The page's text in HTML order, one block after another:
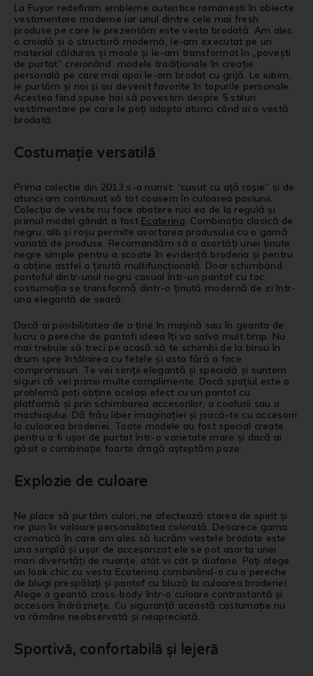
La Fuyor redefinim embleme autentice romanești în obiecte
vestimentare moderne iar unul dintre cele mai fresh
produse pe care le prezentăm este vesta brodată. Am ales
o croială și o structură modernă, le-am executat pe un
material călduros și moale și le-am transformat în „povești
de purtat” creionând modele tradiționale în creație
personală pe care mai apoi le-am brodat cu grijă. Le iubim,
le purtăm și noi și au devenit favorite în topurile personale.
Acestea fiind spuse hai să povestim despre 5 stiluri
vestimentare pe care le poți adopta atunci când ai o vestă
brodată.
Costumație versatilă
Prima colectie din 2013 s-a numit: “cusut cu ață roșie” și de
atunci am continuat să tot coasem în culoarea pasiunii.
Colecția de veste nu face abatere nici ea de la regulă și
primul model gândit a fost Ecaterina . Combinația clasică de
negru, alb și roșu permite asortarea produsului cu o gamă
variată de produse. Recomandăm să o asortăți unei ținute
negre simple pentru a scoate în evidență broderia și pentru
a obține astfel o ținută multifuncțională. Doar schimbănd
pantoful dintr-unul negru casual într-un pantof cu toc,
costumația se transformă dintr-o ținută modernă de zi într-
una elegantă de seară.
Dacă ai posibilitatea de a ține în mașină sau în geanta de
lucru o pereche de pantofi ideea îți va salva mult timp. Nu
mai trebuie să treci pe acasă să te schimbi de la birou în
drum spre întâlnirea cu fetele și asta fără a face
compromisuri. Te vei simții elegantă și specială și suntem
siguri că vei primii multe complimente. Dacă spațiul este o
problemă poți obține același efect cu un pantof cu
platformă și prin schimbarea accesorilor, a coafurii sau a
machiajului. Dă frău liber imaginației și joacă-te cu accesorii
la culoarea broderiei. Toate modele au fost special create
pentru a fi ușor de purtat într-o varietate mare și dacă ai
găsit o combinație foarte dragă așteptăm poze.
Explozie de culoare
Ne place să purtăm culori, ne afectează starea de spirit și
ne pun în valoare personalitatea colorată. Deoarece gama
cromatică în care am ales să lucrăm vestele brodate este
una simplă și ușor de accesorizat ele se pot asorta unei
mari diversități de nuanțe, atât vi cât și diafane. Poți alege
un look chic cu vesta Ecaterina combinând-o cu o pereche
de blugi prespălați și pantof cu bluză la culoarea broderiei.
Alege o geantă cross-body într-o culoare contrastantă și
accesorii îndrăznețe. Cu siguranță această costumație nu
va rămâne neobservată și neapreciată.
Sportivă, confortabilă și lejeră